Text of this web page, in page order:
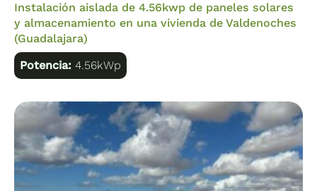
Instalación aislada de 4.56kwp de paneles solares
y almacenamiento en una vivienda de Valdenoches
(Guadalajara)
Potencia:4.56kWp